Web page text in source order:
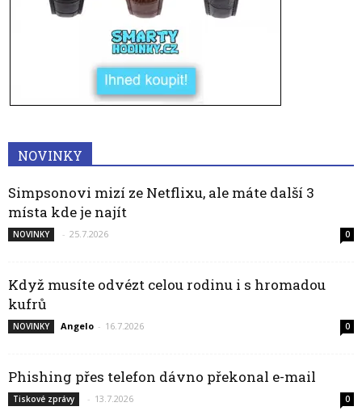
NOVINKY
Simpsonovi mizí ze Netflixu, ale máte další 3
místa kde je najít
NOVINKY - 25.7.2026 0
Když musíte odvézt celou rodinu i s hromadou
kufrů
NOVINKY Angelo - 16.7.2026 0
Phishing přes telefon dávno překonal e-mail
Tiskové zprávy - 13.7.2026 0